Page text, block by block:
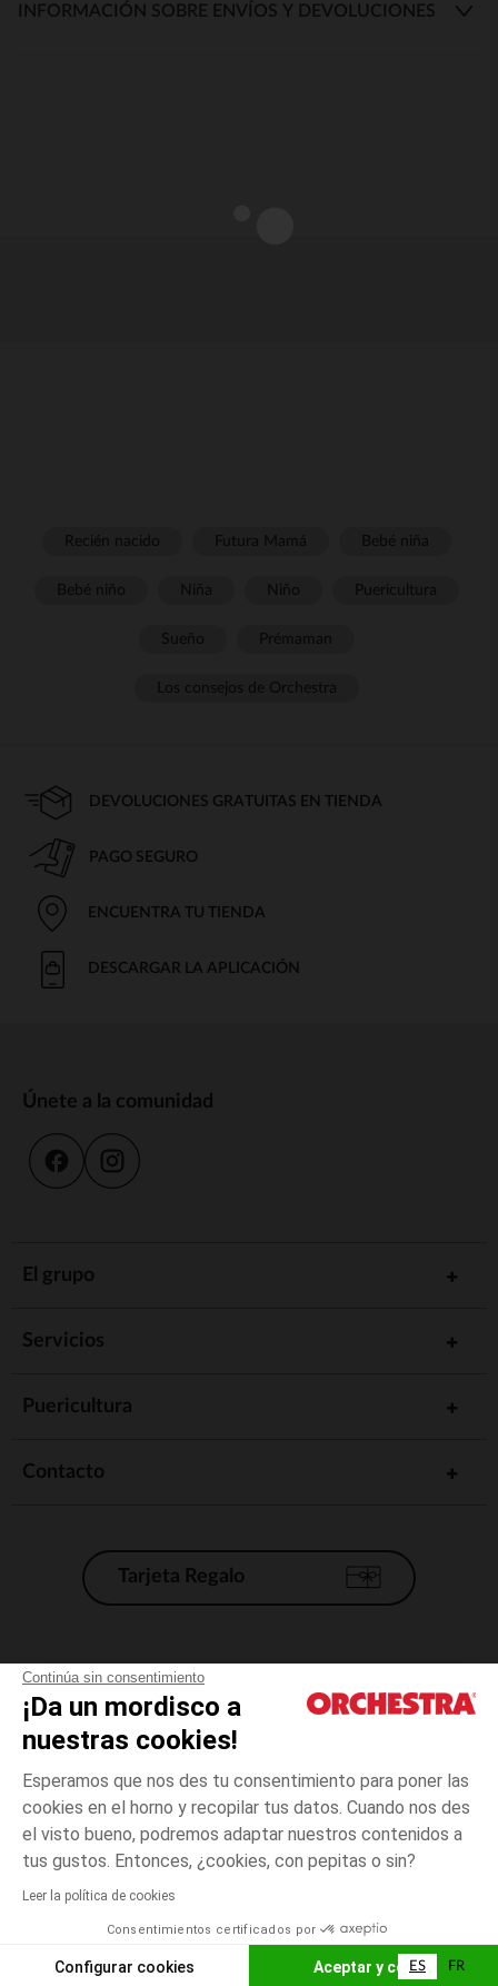
Continúa sin consentimiento
¡Da un mordisco a
nuestras cookies!
Esperamos que nos des tu consentimiento para poner las
cookies en el horno y recopilar tus datos. Cuando nos des
el visto bueno, podremos adaptar nuestros contenidos a
tus gustos. Entonces, ¿cookies, con pepitas o sin?
Leer la política de cookies
Consentimientos certificados por
Configurar cookies Aceptar y cerrar
Multicolor
talla
unica
El pago medidante
ELIGE UNA TALLA
INFORMACIÓN SOBRE ENVÍOS Y DEVOLUCIONES
DEVOLUCIONES GRATUITAS EN TIENDA
PAGO SEGURO
ENCUENTRA TU TIENDA
DESCARGAR LA APLICACIÓN
Únete a la comunidad
El grupo
Servicios
Puericultura
Contacto
Tarjeta Regalo
Condiciones generales de venta
Aviso Legal
*Condiciones de las ofertas actuales
Gestión de las cookies
Accesibilidad: no conforme
Orchestra adhiere al código de ética de la Federación Francesa de comercio
electrónico y venta a distancia (FEVAD) y al sistema de mediación de
ES FR